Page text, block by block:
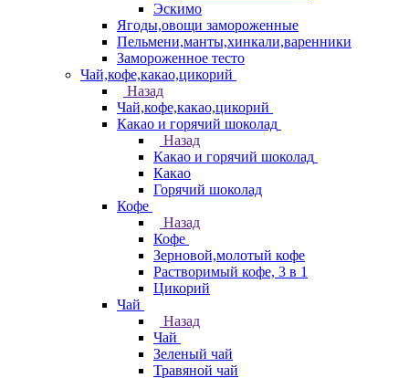
Эскимо
Ягоды,овощи замороженные
Пельмени,манты,хинкали,варенники
Замороженное тесто
Чай,кофе,какао,цикорий
Назад
Чай,кофе,какао,цикорий
Какао и горячий шоколад
Назад
Какао и горячий шоколад
Какао
Горячий шоколад
Кофе
Назад
Кофе
Зерновой,молотый кофе
Растворимый кофе, 3 в 1
Цикорий
Чай
Назад
Чай
Зеленый чай
Травяной чай